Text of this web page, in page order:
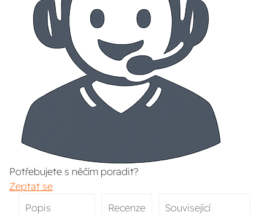
Potřebujete s něčím poradit?
Zeptat se
Popis
Recenze
Související